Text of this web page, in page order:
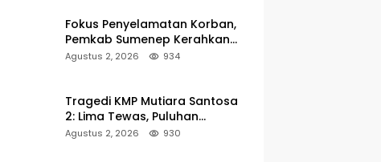
Fokus Penyelamatan Korban,
Pemkab Sumenep Kerahkan
Tim Medis dan Ambulans ke
Agustus 2, 2026 934
Tragedi KMP Mutiara Santosa
2: Lima Tewas, Puluhan
Penumpang Masih Dalam
Agustus 2, 2026 930